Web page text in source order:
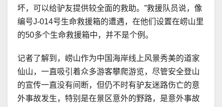
坏，可以给驴友提供较全面的救助。”救援队员说，像
编号J-014号生命救援箱的遭遇，在他们设置在崂山里
的50多个生命救援箱中，并不是个例。
记者了解到，崂山作为中国海岸线上风景秀美的道家
仙山，一直吸引着众多游客攀爬游览，尽管安全登山
的宣传一直没有间断，但仍不时有驴友迷路伤亡的意
外事故发生，特别是在景区意外的野路，是意外事故